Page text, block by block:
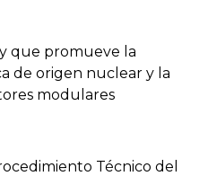
que promueve la
de origen nuclear y la
modulares
Técnico del